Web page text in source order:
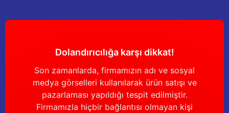
Dolandırıcılığa karşı dikkat!
Son zamanlarda, firmamızın adı ve sosyal
medya görselleri kullanılarak ürün satışı ve
pazarlaması yapıldığı tespit edilmiştir.
Firmamızla hiçbir bağlantısı olmayan kişi